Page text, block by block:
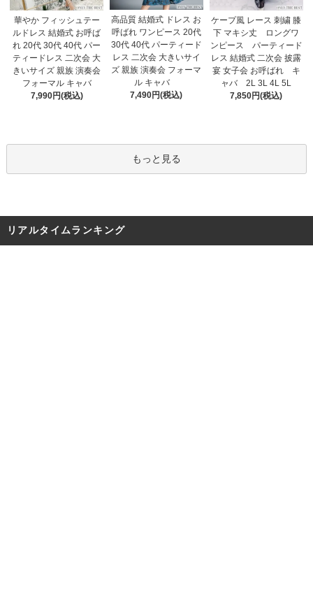
華やか フィッシュテー
ルドレス 結婚式 お呼ば
れ 20代 30代 40代 パー
ティードレス 二次会 大
きいサイズ 親族 演奏会
フォーマル キャバ
7,990円(税込)
高品質 結婚式 ドレス お
呼ばれ ワンピース 20代
30代 40代 パーティード
レス 二次会 大きいサイ
ズ 親族 演奏会 フォーマ
ル キャバ
7,490円(税込)
ケープ風 レース 刺繍 膝
下 マキシ丈 ロングワ
ンピース パーティード
レス 結婚式 二次会 披露
宴 女子会 お呼ばれ キ
ャバ 2L 3L 4L 5L
7,850円(税込)
もっと見る
リアルタイムランキング